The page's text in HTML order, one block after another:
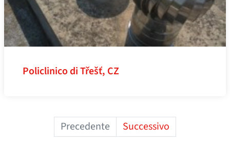
Policlinico di Třešť, CZ
Precedente Successivo